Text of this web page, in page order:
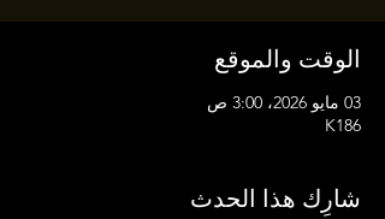
الوقت والموقع
03 مايو 2026، 3:00 ص
K186
شارِك هذا الحدث